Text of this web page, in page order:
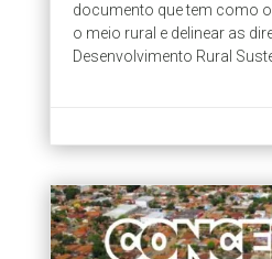
documento que tem como
o meio rural e delinear as
Desenvolvimento Rural